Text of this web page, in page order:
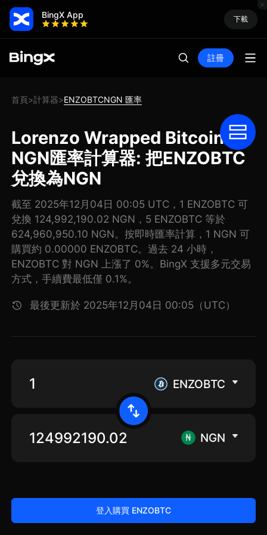
BingX App 下載
註冊
首頁>計算器>ENZOBTCNGN 匯率
Lorenzo Wrapped Bitcoin
NGN匯率計算器: 把ENZOBTC
兌換為NGN
截至 2025年12月04日 00:05 UTC，1 ENZOBTC 可
兌換 124,992,190.02 NGN，5 ENZOBTC 等於
624,960,950.10 NGN。按即時匯率計算，1 NGN 可
購買約 0.00000 ENZOBTC。過去 24 小時，
ENZOBTC 對 NGN 上漲了 0%。BingX 支援多元交易
方式，手續費最低僅 0.1%。
最後更新於 2025年12月04日 00:05（UTC）
ENZOBTC
NGN
登入購買 ENZOBTC